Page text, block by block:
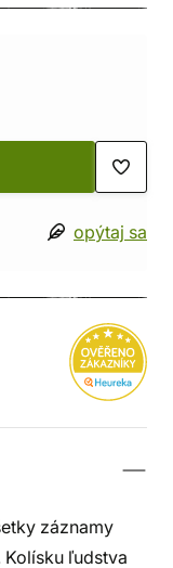
opýtaj sa
záznamy
ľudstva